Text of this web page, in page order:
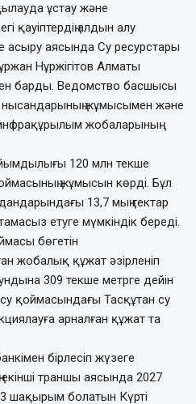
ұстау және
қауіптердің алдын алу
асыру аясында Су ресурстары
Нұржігітов Алматы
барды. Ведомство басшысы
нысандарының жұмысымен және
жобаларының
120 млн текше
жұмысын көрді. Бұл
13,7 мың гектар
етуге мүмкіндік береді.
бөгетін
жобалық құжат әзірленіп
309 текше метрге дейін
су қоймасындағы Тасқұтан су
арналған құжат та
бірлесіп жүзеге
траншы аясында 2027
болатын Күрті